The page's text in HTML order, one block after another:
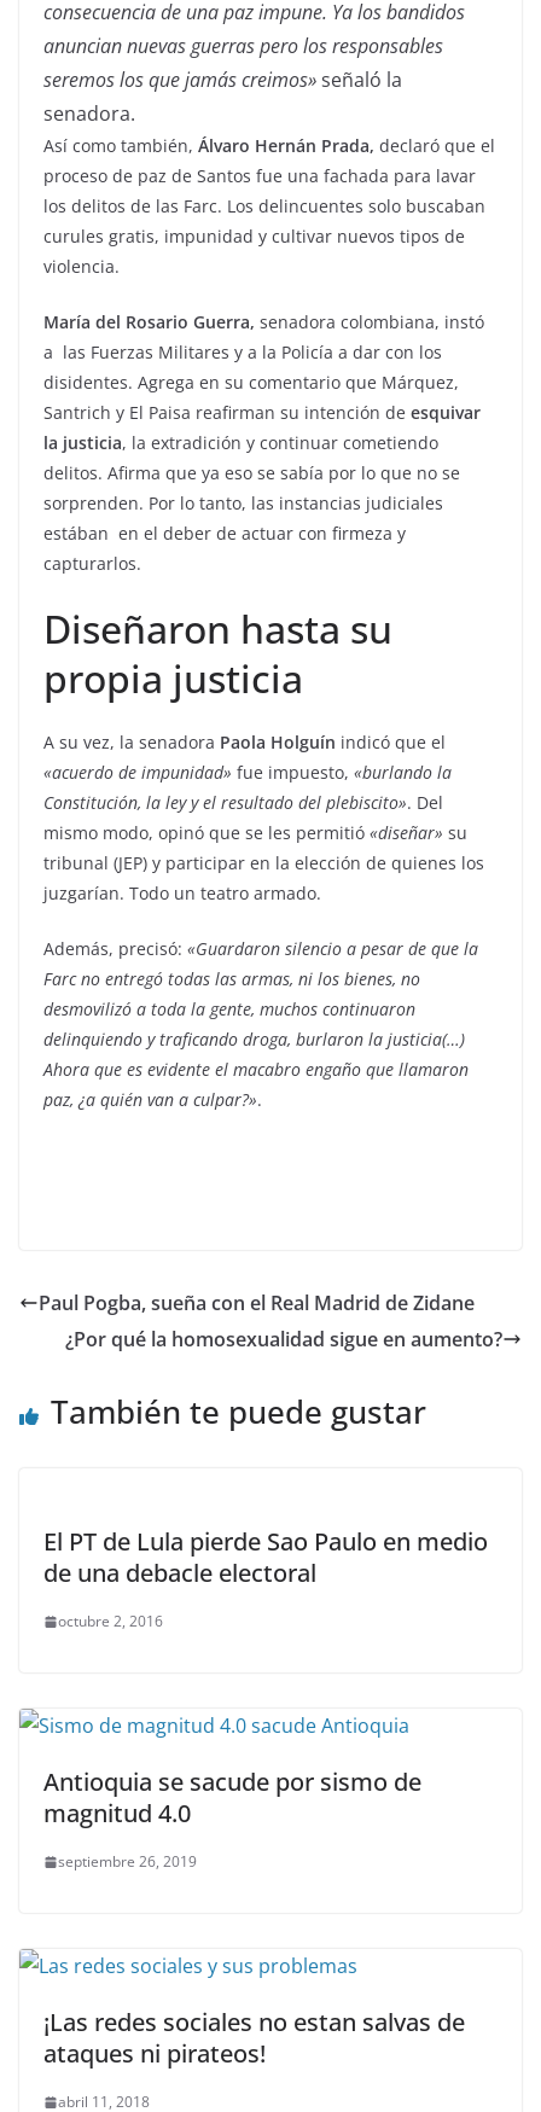
consecuencia de una paz impune. Ya los bandidos
anuncian nuevas guerras pero los responsables
seremos los que jamás creimos»señaló la
senadora.
Así como también, Álvaro Hernán Prada, declaró que el
proceso de paz de Santos fue una fachada para lavar
los delitos de las Farc. Los delincuentes solo buscaban
curules gratis, impunidad y cultivar nuevos tipos de
violencia.
María del Rosario Guerra, senadora colombiana, instó
a las Fuerzas Militares y a la Policía a dar con los
disidentes. Agrega en su comentario que Márquez,
Santrich y El Paisa reafirman su intención de esquivar
la justicia, la extradición y continuar cometiendo
delitos. Afirma que ya eso se sabía por lo que no se
sorprenden. Por lo tanto, las instancias judiciales
estában en el deber de actuar con firmeza y
capturarlos.
Diseñaron hasta su
propia justicia
A su vez, la senadora Paola Holguín indicó que el
«acuerdo de impunidad» fue impuesto, «burlando la
Constitución, la ley y el resultado del plebiscito». Del
mismo modo, opinó que se les permitió «diseñar» su
tribunal (JEP) y participar en la elección de quienes los
juzgarían. Todo un teatro armado.
Además, precisó: «Guardaron silencio a pesar de que la
Farc no entregó todas las armas, ni los bienes, no
desmovilizó a toda la gente, muchos continuaron
delinquiendo y traficando droga, burlaron la justicia(…)
Ahora que es evidente el macabro engaño que llamaron
paz, ¿a quién van a culpar?».
Paul Pogba, sueña con el Real Madrid de Zidane
¿Por qué la homosexualidad sigue en aumento?
También te puede gustar
El PT de Lula pierde Sao Paulo en medio
de una debacle electoral
octubre 2, 2016
Antioquia se sacude por sismo de
magnitud 4.0
septiembre 26, 2019
¡Las redes sociales no estan salvas de
ataques ni pirateos!
abril 11, 2018